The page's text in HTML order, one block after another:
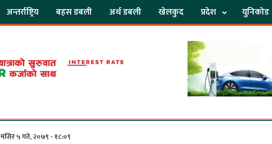
अन्तर्राष्ट्रिय बहस डबली अर्थ डबली खेलकुद प्रदेश युनिकोड
मंसिर ५ गते, २०७९ - १८:०९